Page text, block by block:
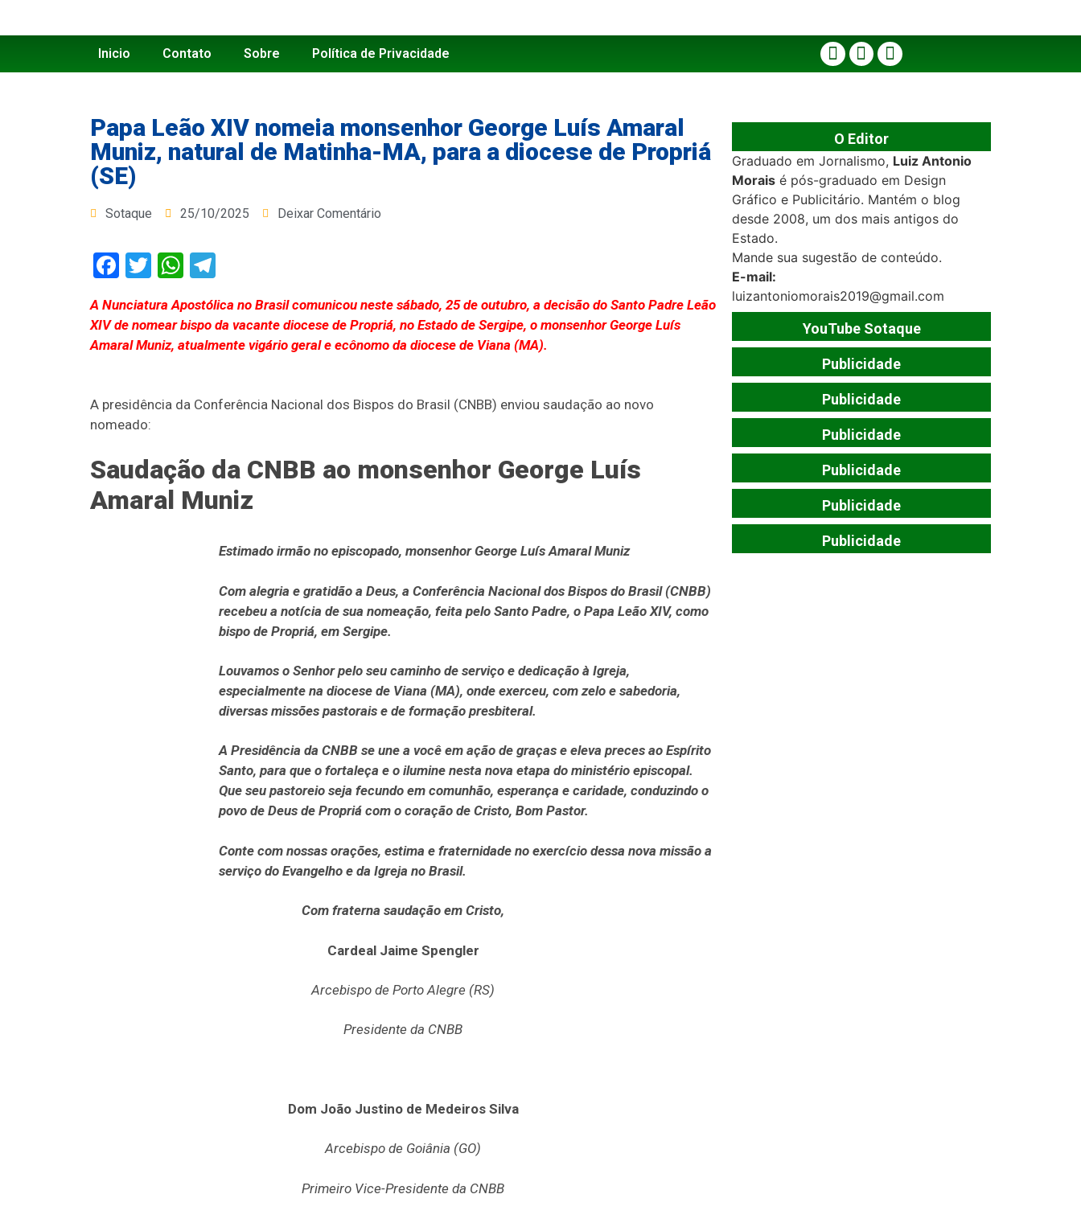
Inicio Contato Sobre Política de Privacidade
Papa Leão XIV nomeia monsenhor George Luís Amaral
Muniz, natural de Matinha-MA, para a diocese de Propriá
(SE)
Sotaque 25/10/2025 Deixar Comentário
Facebook
TwitterWhatsApp
A Nunciatura Apostólica no Brasil comunicou neste sábado, 25 de outubro, a decisão do Santo Padre Leão
XIV de nomear bispo da vacante diocese de Propriá, no Estado de Sergipe, o monsenhor George Luís
Amaral Muniz, atualmente vigário geral e ecônomo da diocese de Viana (MA).
A presidência da Conferência Nacional dos Bispos do Brasil (CNBB) enviou saudação ao novo
nomeado:
Saudação da CNBB ao monsenhor George Luís
Amaral Muniz
Estimado irmão no episcopado, monsenhor George Luís Amaral Muniz
Com alegria e gratidão a Deus, a Conferência Nacional dos Bispos do Brasil (CNBB)
recebeu a notícia de sua nomeação, feita pelo Santo Padre, o Papa Leão XIV, como
bispo de Propriá, em Sergipe.
Louvamos o Senhor pelo seu caminho de serviço e dedicação à Igreja,
especialmente na diocese de Viana (MA), onde exerceu, com zelo e sabedoria,
diversas missões pastorais e de formação presbiteral.
A Presidência da CNBB se une a você em ação de graças e eleva preces ao Espírito
Santo, para que o fortaleça e o ilumine nesta nova etapa do ministério episcopal.
Que seu pastoreio seja fecundo em comunhão, esperança e caridade, conduzindo o
povo de Deus de Propriá com o coração de Cristo, Bom Pastor.
Conte com nossas orações, estima e fraternidade no exercício dessa nova missão a
serviço do Evangelho e da Igreja no Brasil.
Com fraterna saudação em Cristo,
Cardeal Jaime Spengler
Arcebispo de Porto Alegre (RS)
Presidente da CNBB
Dom João Justino de Medeiros Silva
Arcebispo de Goiânia (GO)
Primeiro Vice-Presidente da CNBB
O Editor
Graduado em Jornalismo, Luiz Antonio
Morais é pós-graduado em Design
Gráfico e Publicitário. Mantém o blog
desde 2008, um dos mais antigos do
Estado.
Mande sua sugestão de conteúdo.
E-mail:
luizantoniomorais2019@gmail.com
YouTube Sotaque
Publicidade
Publicidade
Publicidade
Publicidade
Publicidade
Publicidade